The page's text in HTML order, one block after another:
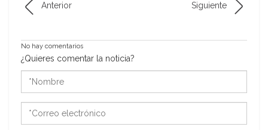
Anterior Siguiente
No hay comentarios
¿Quieres comentar la noticia?
*Nombre
*Correo
electrónico